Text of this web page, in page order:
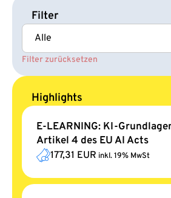
Filter
Rubrik
Select content
Filter zurücksetzen
Highlights
E-LEARNING: KI-
Artikel 4 des EU AI Acts
177,31 EUR inkl. 19% MwSt